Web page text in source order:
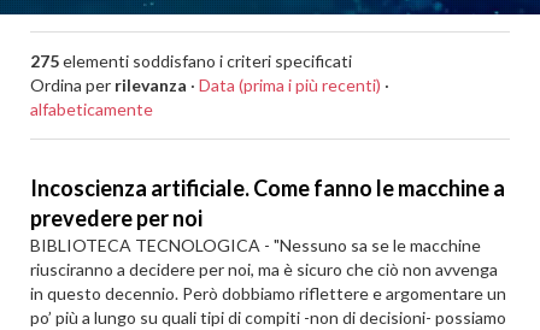
275elementi soddisfano i criteri specificati
Ordina per rilevanza · Data (prima i più recenti) ·
alfabeticamente
Incoscienza artificiale. Come fanno le macchine a
prevedere per noi
BIBLIOTECA TECNOLOGICA - "Nessuno sa se le macchine
riusciranno a decidere per noi, ma è sicuro che ciò non avvenga
in questo decennio. Però dobbiamo riflettere e argomentare un
po’ più a lungo su quali tipi di compiti -non di decisioni- possiamo